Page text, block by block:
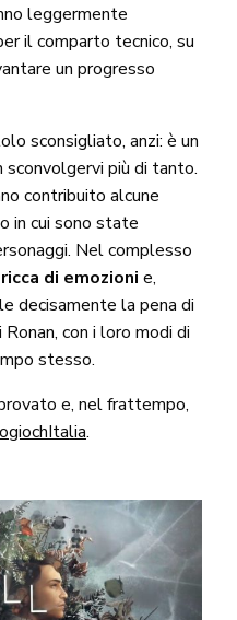
leggermente
il comparto tecnico, su
un progresso
sconsigliato, anzi: è un
sconvolgervi più di tanto.
contribuito alcune
in cui sono state
Nel complesso
di emozioni e,
decisamente la pena di
con i loro modi di
stesso.
e, nel frattempo,
.